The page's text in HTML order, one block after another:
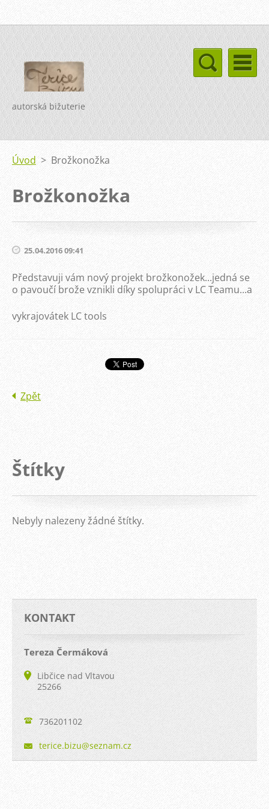
autorská bižuterie
Úvod > Brožkonožka
Brožkonožka
25.04.2016 09:41
Představuji vám nový projekt brožkonožek...jedná se
o pavoučí brože vznikli díky spolupráci v LC Teamu...a
vykrajovátek LC tools
Zpět
Štítky
Nebyly nalezeny žádné štítky.
KONTAKT
Tereza Čermáková
Libčice nad Vltavou
25266
736201102
terice.bizu@seznam.cz